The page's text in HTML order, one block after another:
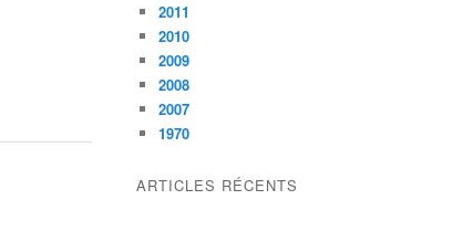
2011
2010
2009
2008
2007
1970
ARTICLES RÉCENTS